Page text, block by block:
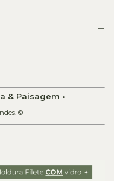
& Paisagem •
©